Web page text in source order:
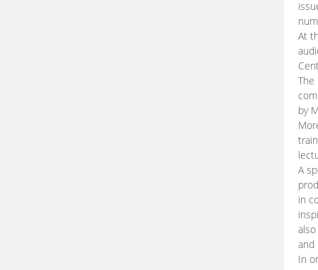
At
The
by
A
in
and
In